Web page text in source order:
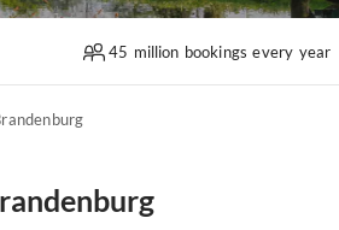
45 million bookings every year